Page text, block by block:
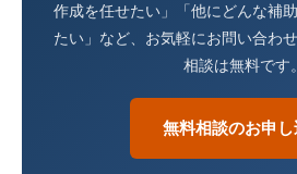
作成を任せたい」「他にどんな補
たい」など、お気軽にお問い合わ
相談は無料です。
無料相談のお申